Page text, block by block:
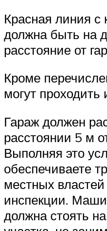
Красная линия
должна быть на
расстояние от
Кроме
могут проходить
Гараж должен
расстоянии 5 м
Выполняя это
обеспечиваете
местных
инспекции.
должна стоять